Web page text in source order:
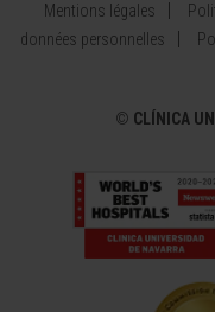
Mentions légales
données personnelles
© CLÍNICA